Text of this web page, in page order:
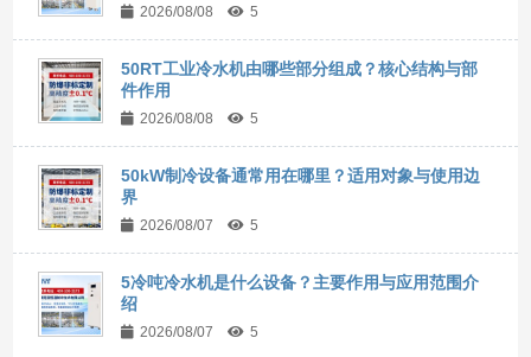
2026/08/08 5
50RT工业冷水机由哪些部分组成？核心结构与部
件作用
2026/08/08 5
50kW制冷设备通常用在哪里？适用对象与使用边
界
2026/08/07 5
5冷吨冷水机是什么设备？主要作用与应用范围介
绍
2026/08/07 5